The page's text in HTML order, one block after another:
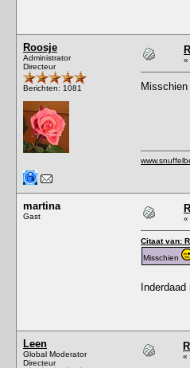
Roosje
Administrator
Directeur
Berichten: 1081
«
Misschien
martina
Gast «
Citaat van:
Misschien
Leen
Global Moderator
Directeur
«